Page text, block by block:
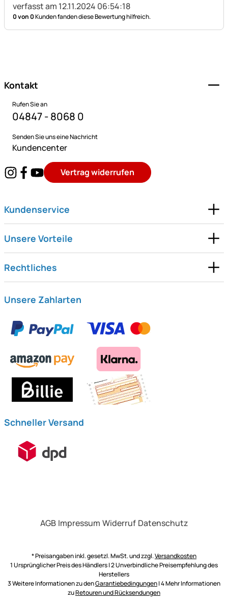
verfasst am 12.11.2024 06:54:18
0 von 0Kunden fanden diese Bewertung hilfreich.
Kontakt
Rufen Sie an
04847 - 8068 0
Senden Sie uns eine Nachricht
Kundencenter
Vertrag widerrufen
Kundenservice
Unsere Vorteile
Rechtliches
Unsere Zahlarten
Schneller Versand
AGB Impressum Widerruf Datenschutz
* Preisangaben inkl. gesetzl. MwSt. und zzgl.Versandkosten
1 Ursprünglicher Preis des Händlers | 2 Unverbindliche Preisempfehlung des
Herstellers
3 Weitere Informationen zu denGarantiebedingungen| 4 Mehr Informationen
zuRetouren und Rücksendungen